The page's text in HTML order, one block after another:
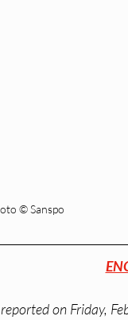
© Sanspo
reported on Friday,